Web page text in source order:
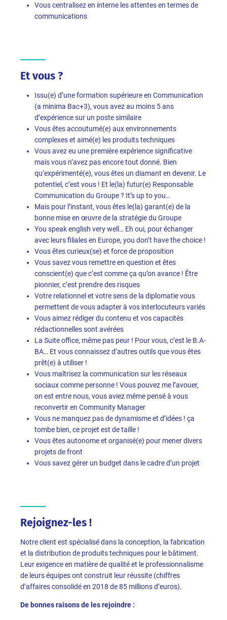
Vous centralisez en interne les attentes en termes de
communications
Et vous ?
Issu(e) d’une formation supérieure en Communication
(a minima Bac+3), vous avez au moins 5 ans
d’expérience sur un poste similaire
Vous êtes accoutumé(e) aux environnements
complexes et aimé(e) les produits techniques
Vous avez eu une première expérience significative
mais vous n’avez pas encore tout donné. Bien
qu’expérimenté(e), vous êtes un diamant en devenir. Le
potentiel, c’est vous ! Et le(la) futur(e) Responsable
Communication du Groupe ? It’s up to you…
Mais pour l’instant, vous êtes le(la) garant(e) de la
bonne mise en œuvre de la stratégie du Groupe
You speak english very well… Eh oui, pour échanger
avec leurs filiales en Europe, you don’t have the choice !
Vous êtes curieux(se) et force de proposition
Vous savez vous remettre en question et êtes
conscient(e) que c’est comme ça qu’on avance ! Être
pionnier, c’est prendre des risques
Votre relationnel et votre sens de la diplomatie vous
permettent de vous adapter à vos interlocuteurs variés
Vous aimez rédiger du contenu et vos capacités
rédactionnelles sont avérées
La Suite office, même pas peur ! Pour vous, c’est le B.A-
BA… Et vous connaissez d’autres outils que vous êtes
prêt(e) à utiliser !
Vous maîtrisez la communication sur les réseaux
sociaux comme personne ! Vous pouvez me l’avouer,
on est entre nous, vous aviez même pensé à vous
reconvertir en Community Manager
Vous ne manquez pas de dynamisme et d’idées ! ça
tombe bien, ce projet est de taille !
Vous êtes autonome et organisé(e) pour mener divers
projets de front
Vous savez gérer un budget dans le cadre d’un projet
Rejoignez-les !
Notre client est spécialisé dans la conception, la fabrication
et la distribution de produits techniques pour le bâtiment.
Leur exigence en matière de qualité et le professionnalisme
de leurs équipes ont construit leur réussite (chiffres
d’affaires consolidé en 2018 de 85 millions d’euros).
De bonnes raisons de les rejoindre :